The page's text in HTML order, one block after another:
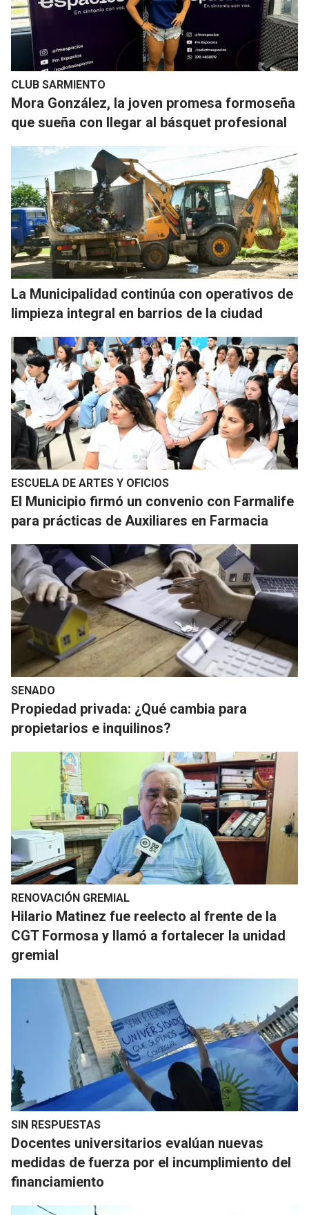
CLUB SARMIENTO
Mora González, la joven promesa formoseña
que sueña con llegar al básquet profesional
La Municipalidad continúa con operativos de
limpieza integral en barrios de la ciudad
ESCUELA DE ARTES Y OFICIOS
El Municipio firmó un convenio con Farmalife
para prácticas de Auxiliares en Farmacia
SENADO
Propiedad privada: ¿Qué cambia para
propietarios e inquilinos?
RENOVACIÓN GREMIAL
Hilario Matinez fue reelecto al frente de la
CGT Formosa y llamó a fortalecer la unidad
gremial
SIN RESPUESTAS
Docentes universitarios evalúan nuevas
medidas de fuerza por el incumplimiento del
financiamiento